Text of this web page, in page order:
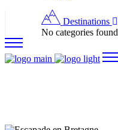
Destinations
No categories found